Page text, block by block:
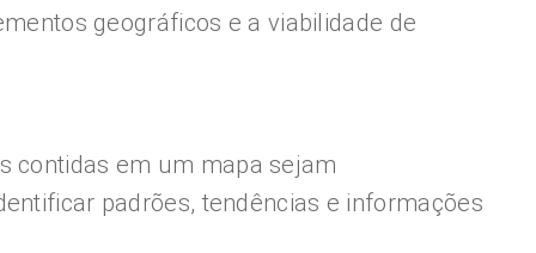
geográficos e a viabilidade de
contidas em um mapa sejam
padrões, tendências e informações